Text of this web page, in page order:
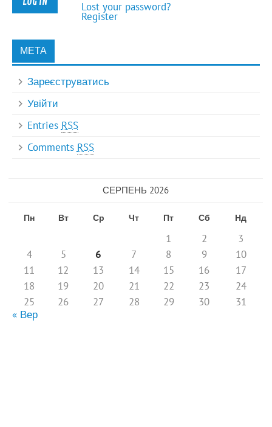
Lost your password?
Register
МЕТА
Зареєструватись
Увійти
Entries RSS
Comments RSS
СЕРПЕНЬ 2026
Пн Вт Ср Чт Пт Сб Нд
1 2
3
4
5 6 7 8 9
10
11
12 13 14 15 16
17
18
19 20 21 22 23
24
25
26 27 28 29 30
31
« Вер